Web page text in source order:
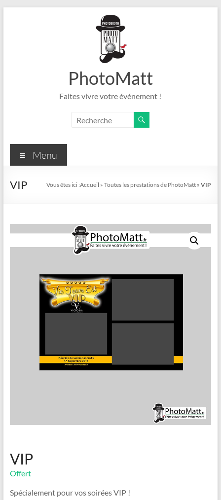
PhotoMatt
Faites vivre votre événement !
Menu
VIP Vous êtes ici :Accueil »Toutes les prestations de PhotoMatt »VIP
VIP
Offert
Spécialement pour vos soirées VIP !